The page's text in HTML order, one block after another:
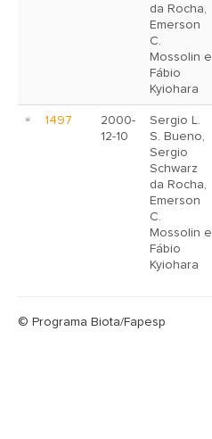
da Rocha,
Emerson
C.
Mossolin e
Fábio
Kyiohara
1497
2000-
12-10
Sergio L.
S. Bueno,
Sergio
Schwarz
da Rocha,
Emerson
C.
Mossolin e
Fábio
Kyiohara
© Programa Biota/Fapesp